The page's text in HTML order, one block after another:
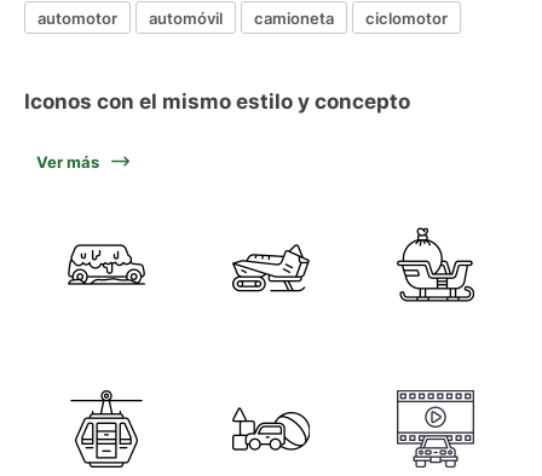
automotor
automóvil camioneta ciclomotor
Iconos con el mismo estilo y concepto
Ver más